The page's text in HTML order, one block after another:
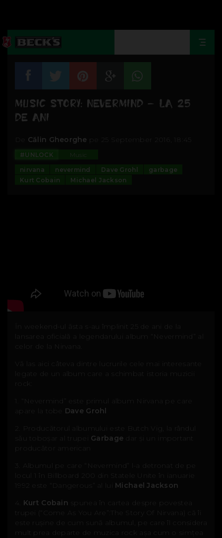
MUSIC STORY: NEVERMIND – LA 25
DE ANI
Călin Gheorghe pe 25 September 2016, 18:45
#UNLOCK
Music
nirvana
nevermind Dave Grohl
garbage
Kurt Cobain
Michael Jackson
În weekend-ul ăsta s-au împlinit 25 de ani de la
lansarea oficială a legendarului album “Nevermind” al
celor de la Nirvana.
Vă las aici câteva dintre lucrurile cele mai interesante
legate de un album care a schimbat istoria muzicii
rock:
1. “Nevermind” este primul album Nirvana pe care
apare la tobe Dave Grohl
2. Producătorul albumului este Butch Vig, la rândul
său toboșar al trupei Garbage dar și un important
producător american
3. Albumul pe care “Nevermind” l-a detronat de pe
locul 1 în Billboard 200 din Statele Unite în ianuarie
1992 este “Dangerous” al lui
Michael Jackson
4.
Kurt Cobain spunea în cartea despre povestea
trupei (“Come As You Are”:The Story Of Nirvana) că îi
este rușine de cum sună albumul, pe care îl considera
mult prea departe de muzica rock așa cum o simțea